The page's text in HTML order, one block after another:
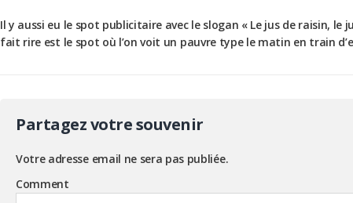
Il y aussi eu le spot publicitaire avec le slogan « Le jus de raisin,
fait rire est le spot où l’on voit un pauvre type le matin en train
Partagez votre souvenir
Votre adresse email ne sera pas publiée.
Comment